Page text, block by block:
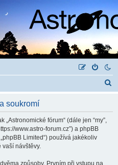
soukromí
fórum“ (dále jen “my”,
www.astro-forum.cz”) a phpBB
Limited“) používá jakékoliv
návštěvy.
způsoby. Prvním při vstupu na